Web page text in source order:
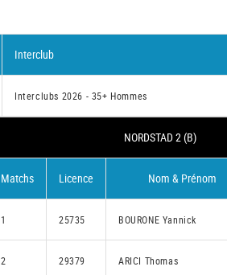
Interclub
Interclubs 2026 - 35+ Hommes
NORDSTAD 2 (B)
Matchs Licence Nom & Prénom
1 25735 BOURONE Yannick
2 29379 ARICI Thomas